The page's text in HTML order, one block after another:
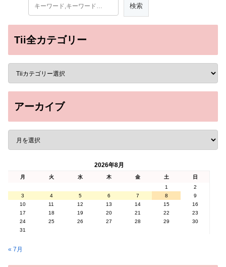
Tii全カテゴリー
アーカイブ
2026年8月
月 火 水 木 金 土
日
1
2
3
4 5 6 7 8
9
10
11 12 13 14 15
16
17
18 19 20 21 22
23
24
25 26 27 28 29
30
31
« 7月